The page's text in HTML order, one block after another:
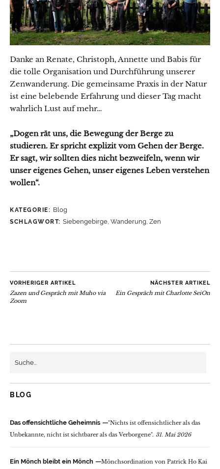
Danke an Renate, Christoph, Annette und Babis für
die tolle Organisation und Durchführung unserer
Zenwanderung. Die gemeinsame Praxis in der Natur
ist eine belebende Erfahrung und dieser Tag macht
wahrlich Lust auf mehr…
„Dogen rät uns, die Bewegung der Berge zu
studieren. Er spricht explizit vom Gehen der Berge.
Er sagt, wir sollten dies nicht bezweifeln, wenn wir
unser eigenes Gehen, unser eigenes Leben verstehen
wollen“.
KATEGORIE: Blog
SCHLAGWORT: Siebengebirge Wanderung Zen
VORHERIGER ARTIKEL
Zazen und Gespräch mit Muho via
Zoom
NÄCHSTER ARTIKEL
Ein Gespräch mit Charlotte SeiOn
BLOG
Das offensichtliche Geheimnis
"Nichts ist offensichtlicher als das
Unbekannte, nicht ist sichtbarer als das Verborgene". 31. Mai 2026
Ein Mönch bleibt ein Mönch
Mönchsordination von Patrick Ho Kai